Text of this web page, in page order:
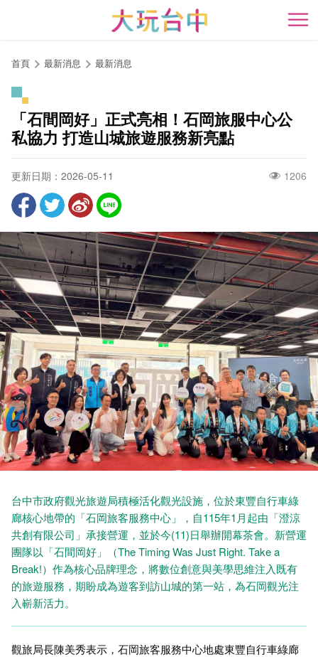
開
首頁 最新消息 最新消息
「石間岡好」正式亮相！石岡旅服中心公
私協力 打造山城旅遊服務新亮點
更新日期：2026-05-11 1206
台中市政府觀光旅遊局積極活化觀光設施，位於東豐自行車綠
廊核心地帶的「石岡旅客服務中心」，自115年1月起由「澄涼
共創有限公司」承接營運，並於今(11)日舉辦開幕茶會。新營運
團隊以「石間岡好」（The Timing Was Just Right. Take a
Break!）作為核心品牌理念，將數位創意與美學思維注入既有
的旅遊服務，期盼成為遊客到訪山城的第一站，為石岡觀光注
入嶄新活力。
觀旅局長陳美秀表示，石岡旅客服務中心地處東豐自行車綠廊